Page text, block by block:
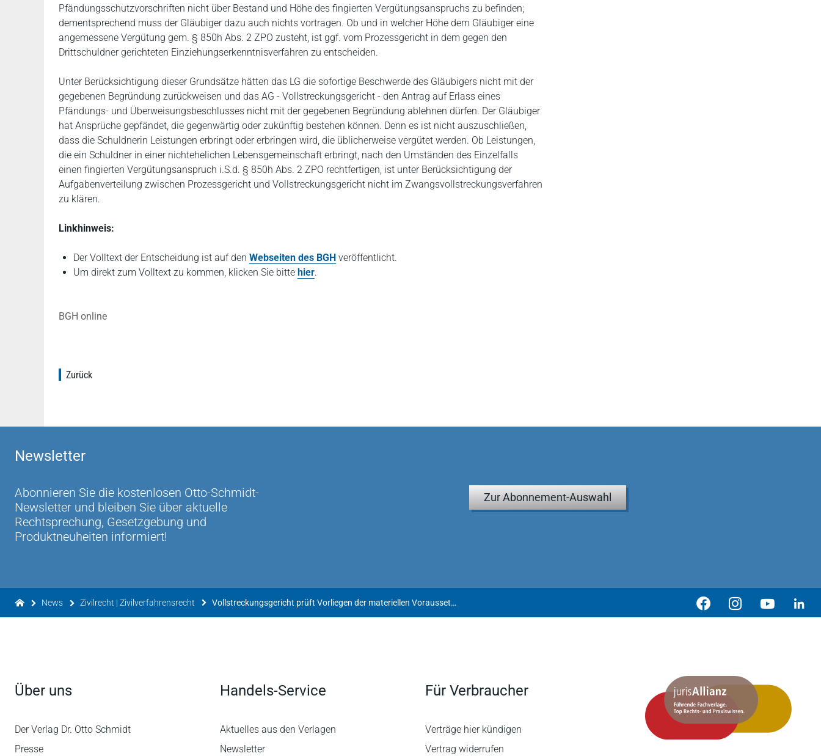
Pfändungsschutzvorschriften nicht über Bestand und Höhe des fingierten Vergütungsanspruchs zu befinden;
dementsprechend muss der Gläubiger dazu auch nichts vortragen. Ob und in welcher Höhe dem Gläubiger eine
angemessene Vergütung gem. § 850h Abs. 2 ZPO zusteht, ist ggf. vom Prozessgericht in dem gegen den
Drittschuldner gerichteten Einziehungserkenntnisverfahren zu entscheiden.
Unter Berücksichtigung dieser Grundsätze hätten das LG die sofortige Beschwerde des Gläubigers nicht mit der
gegebenen Begründung zurückweisen und das AG - Vollstreckungsgericht - den Antrag auf Erlass eines
Pfändungs- und Überweisungsbeschlusses nicht mit der gegebenen Begründung ablehnen dürfen. Der Gläubiger
hat Ansprüche gepfändet, die gegenwärtig oder zukünftig bestehen können. Denn es ist nicht auszuschließen,
dass die Schuldnerin Leistungen erbringt oder erbringen wird, die üblicherweise vergütet werden. Ob Leistungen,
die ein Schuldner in einer nichtehelichen Lebensgemeinschaft erbringt, nach den Umständen des Einzelfalls
einen fingierten Vergütungsanspruch i.S.d. § 850h Abs. 2 ZPO rechtfertigen, ist unter Berücksichtigung der
Aufgabenverteilung zwischen Prozessgericht und Vollstreckungsgericht nicht im Zwangsvollstreckungsverfahren
zu klären.
Linkhinweis:
Der Volltext der Entscheidung ist auf den Webseiten des BGH veröffentlicht.
Um direkt zum Volltext zu kommen, klicken Sie bitte hier.
BGH online
Zurück
Newsletter
Abonnieren Sie die kostenlosen Otto-Schmidt-
Newsletter und bleiben Sie über aktuelle
Rechtsprechung, Gesetzgebung und
Produktneuheiten informiert!
Zur Abonnement-Auswahl
News Zivilrecht | Zivilverfahrensrecht Vollstreckungsgericht prüft Vorliegen der materiellen Voraussetzungen des § 850h Abs. 2 ZPO grundsätzlich nicht
Über uns
Der Verlag Dr. Otto Schmidt
Presse
Handels-Service
Aktuelles aus den Verlagen
Newsletter
Für Verbraucher
Verträge hier kündigen
Vertrag widerrufen